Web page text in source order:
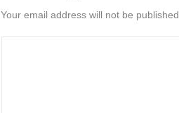
Your email address will not be published.